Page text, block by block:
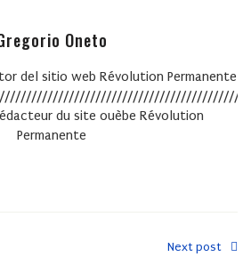
Oneto
del sitio web Révolution Permanente
du site ouèbe Révolution
Permanente
Next post